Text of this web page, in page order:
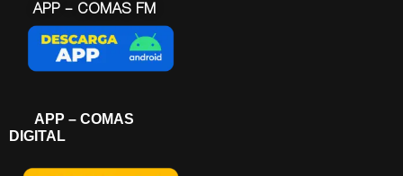
APP – COMAS FM
APP – COMAS
DIGITAL